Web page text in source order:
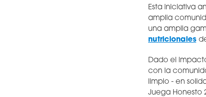
Esta iniciativa
amplia
una amplia
nutricionales
Dado el
con la
limpio - en
Juega Honesto